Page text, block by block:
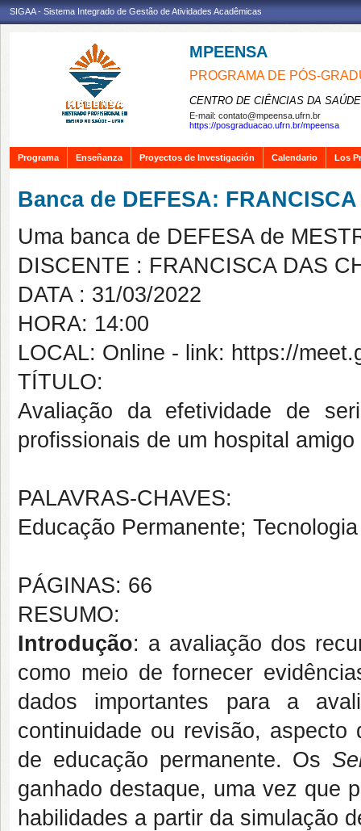
SIGAA - Sistema Integrado de Gestão de Atividades Acadêmicas
MPEENSA
PROGRAMA DE PÓS-
CENTRO DE CIÊNCIAS DA SAÚDE
E-mail: contato@mpeensa.ufrn.br
https://posgraduacao.ufrn.br/mpeensa
Programa Enseñanza Proyectos de Investigación Calendario Los
Banca de DEFESA:
Uma banca de DEFESA de
DISCENTE : FRANCISCA DAS
DATA : 31/03/2022
HORA: 14:00
LOCAL: Online - link: https://
TÍTULO:
Avaliação da efetividade de
profissionais de um hospital
PALAVRAS-CHAVES:
Educação Permanente;
PÁGINAS: 66
RESUMO:
Introdução: a avaliação dos
como meio de fornecer
dados importantes para a
continuidade ou revisão,
de educação permanente. Os
ganhado destaque, uma vez que
habilidades a partir da simulação